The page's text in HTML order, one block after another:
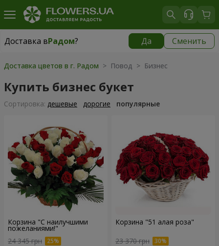
Доставка вРадом? Да Сменить
Доставка вРадом
Доставка цветов в г. Радом > Повод > Бизнес
Купить бизнес букет
Cортировка: дешевые дорогие популярные
Корзина "С наилучшими
пожеланиями!"
24 345 грн
Корзина "51 алая роза"
23 370 грн